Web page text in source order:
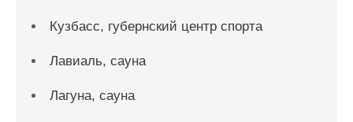
Кузбасс, губернский центр спорта
Лавиаль, сауна
Лагуна, сауна